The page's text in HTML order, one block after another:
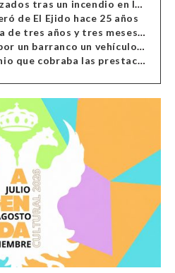
Madre e hijo hospitalizados tras un incendio en la cocina de una vivienda en Almería
de El Ejido hace 25 años
Confirmada la condena de tres años y tres meses al hombre de Antas acusado de xenofobia
Cinco heridos al caer por un barranco un vehículo en Alcolea
Detenido un matrimonio que cobraba las prestaciones de ilegales en Almería, Granada, Málaga, Huelva y Murcia